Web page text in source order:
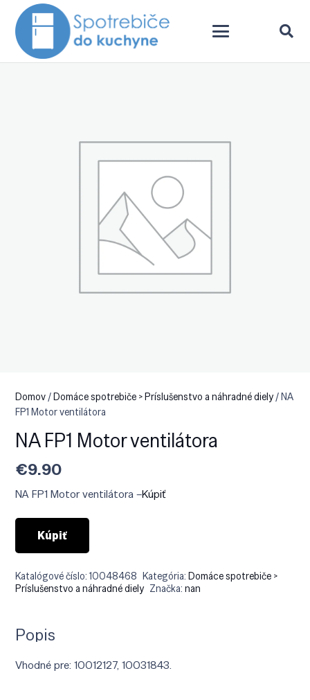
Domov/Domáce spotrebiče > Príslušenstvo a náhradné diely/ NA
FP1 Motor ventilátora
NA FP1 Motor ventilátora
€9.90
NA FP1 Motor ventilátora –Kúpiť
Kúpiť
Katalógové číslo:10048468 Kategória:Domáce spotrebiče >
Príslušenstvo a náhradné diely Značka:nan
Popis
Vhodné pre: 10012127, 10031843.